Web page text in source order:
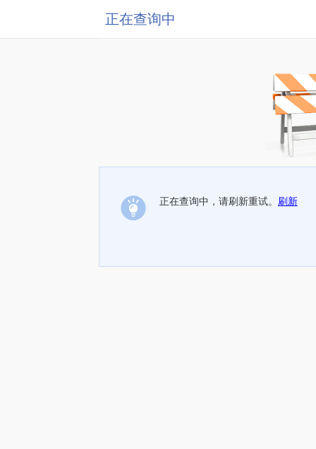
正在查询中
正在查询中，请刷新重试。 刷新